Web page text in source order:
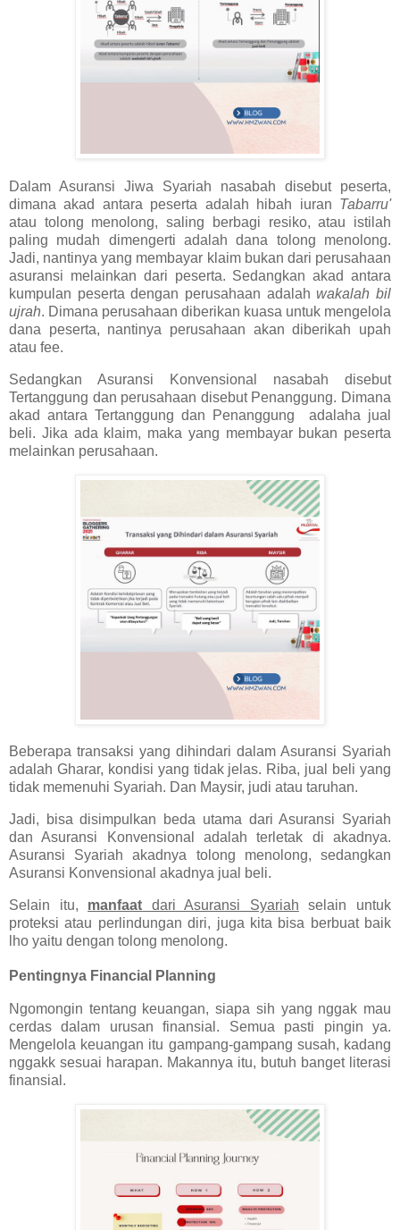
Dalam Asuransi Jiwa Syariah nasabah disebut peserta,
dimana akad antara peserta adalah hibah iuran Tabarru'
atau tolong menolong, saling berbagi resiko, atau istilah
paling mudah dimengerti adalah dana tolong menolong.
Jadi, nantinya yang membayar klaim bukan dari perusahaan
asuransi melainkan dari peserta. Sedangkan akad antara
kumpulan peserta dengan perusahaan adalahwakalah bil
ujrah. Dimana perusahaan diberikan kuasa untuk mengelola
dana peserta, nantinya perusahaan akan diberikah upah
atau fee.
Sedangkan Asuransi Konvensional nasabah disebut
Tertanggung dan perusahaan disebut Penanggung. Dimana
akad antara Tertanggung dan Penanggung adalaha jual
beli. Jika ada klaim, maka yang membayar bukan peserta
melainkan perusahaan.
Beberapa transaksi yang dihindari dalam Asuransi Syariah
adalah Gharar, kondisi yang tidak jelas. Riba, jual beli yang
tidak memenuhi Syariah. Dan Maysir, judi atau taruhan.
Jadi, bisa disimpulkan beda utama dari Asuransi Syariah
dan Asuransi Konvensional adalah terletak di akadnya.
Asuransi Syariah akadnya tolong menolong, sedangkan
Asuransi Konvensional akadnya jual beli.
Selain itu, manfaat dari Asuransi Syariah selain untuk
proteksi atau perlindungan diri, juga kita bisa berbuat baik
lho yaitu dengan tolong menolong.
Pentingnya Financial Planning
Ngomongin tentang keuangan, siapa sih yang nggak mau
cerdas dalam urusan finansial. Semua pasti pingin ya.
Mengelola keuangan itu gampang-gampang susah, kadang
nggakk sesuai harapan. Makannya itu, butuh banget literasi
finansial.